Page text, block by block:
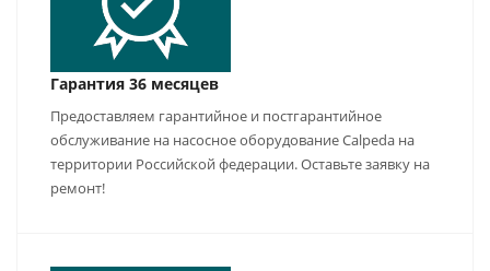
Гарантия 36 месяцев
Предоставляем гарантийное и постгарантийное
обслуживание на насосное оборудование Calpeda на
территории Российской федерации. Оставьте заявку на
ремонт!